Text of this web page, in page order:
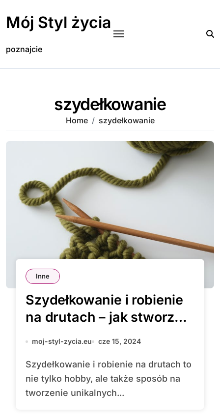
content
Mój Styl życia
poznajcie
szydełkowanie
Home szydełkowanie
Inne
Szydełkowanie i robienie
na drutach – jak stworzyć
własne ubrania i
moj-styl-zycia.eu cze 15, 2024
Szydełkowanie i robienie na drutach to
nie tylko hobby, ale także sposób na
tworzenie unikalnych...